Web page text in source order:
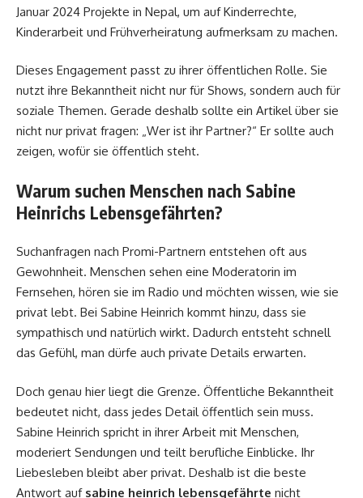
Januar 2024 Projekte in Nepal, um auf Kinderrechte,
Kinderarbeit und Frühverheiratung aufmerksam zu machen.
Dieses Engagement passt zu ihrer öffentlichen Rolle. Sie
nutzt ihre Bekanntheit nicht nur für Shows, sondern auch für
soziale Themen. Gerade deshalb sollte ein Artikel über sie
nicht nur privat fragen: „Wer ist ihr Partner?“ Er sollte auch
zeigen, wofür sie öffentlich steht.
Warum suchen Menschen nach Sabine
Heinrichs Lebensgefährten?
Suchanfragen nach Promi-Partnern entstehen oft aus
Gewohnheit. Menschen sehen eine Moderatorin im
Fernsehen, hören sie im Radio und möchten wissen, wie sie
privat lebt. Bei Sabine Heinrich kommt hinzu, dass sie
sympathisch und natürlich wirkt. Dadurch entsteht schnell
das Gefühl, man dürfe auch private Details erwarten.
Doch genau hier liegt die Grenze. Öffentliche Bekanntheit
bedeutet nicht, dass jedes Detail öffentlich sein muss.
Sabine Heinrich spricht in ihrer Arbeit mit Menschen,
moderiert Sendungen und teilt berufliche Einblicke. Ihr
Liebesleben bleibt aber privat. Deshalb ist die beste
Antwort auf sabine heinrich lebensgefährte nicht